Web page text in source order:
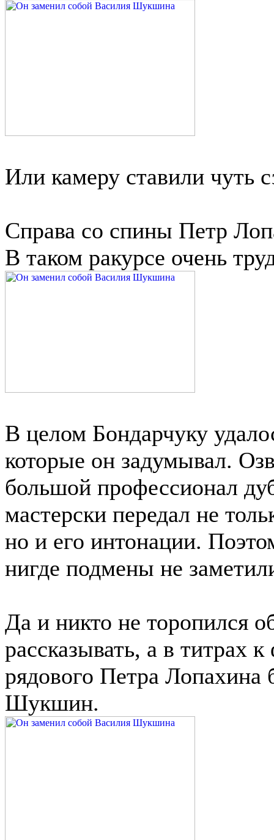
Или камеру ставили чуть
Справа со спины Петр
В таком ракурсе очень
В целом Бондарчуку
которые он задумывал.
большой профессионал
мастерски передал не
но и его интонации.
нигде подмены не
Да и никто не торопился
рассказывать, а в титрах
рядового Петра Лопахина
Шукшин.